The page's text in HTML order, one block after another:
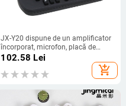
JX-Y20 dispune de un amplificator
încorporat, microfon, placă de
decodare Bluetooth de 2*3W, ecran
color, înregistrare fără pierderi și
înregistrare a apelurilor și o placă
102.58 Lei
add_shopping_cart